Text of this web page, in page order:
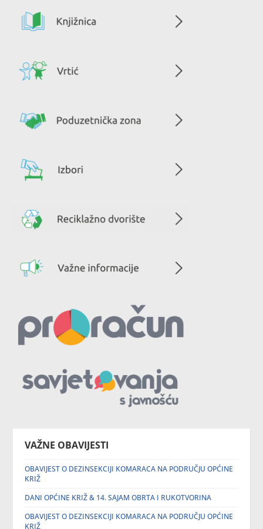
VAŽNE OBAVIJESTI
OBAVIJEST O DEZINSEKCIJI KOMARACA NA PODRUČJU OPĆINE
KRIŽ
DANI OPĆINE KRIŽ & 14. SAJAM OBRTA I RUKOTVORINA
OBAVIJEST O DEZINSEKCIJI KOMARACA NA PODRUČJU OPĆINE
KRIŽ